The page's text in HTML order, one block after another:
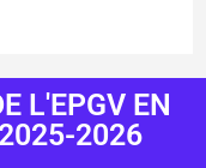
L'EPGV EN
2026